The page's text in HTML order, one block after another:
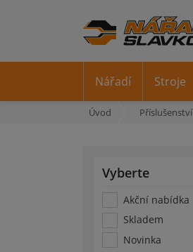
Úvod Příslušenství
Vyberte
Akční nabídka
Skladem
Novinka
Nářadí Stroje